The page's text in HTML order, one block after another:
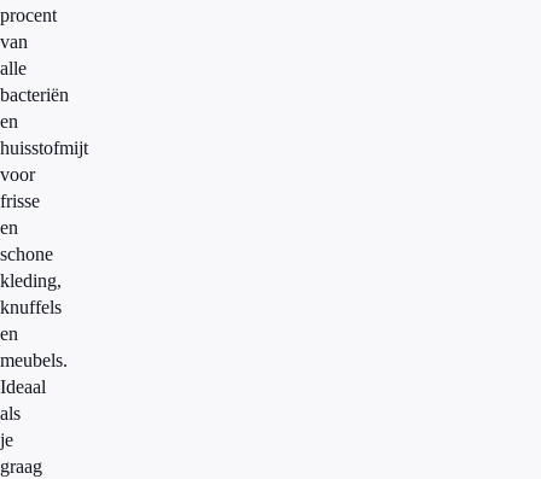
procent
van
alle
bacteriën
en
huisstofmijt
voor
frisse
en
schone
kleding,
knuffels
en
meubels.
Ideaal
als
je
graag